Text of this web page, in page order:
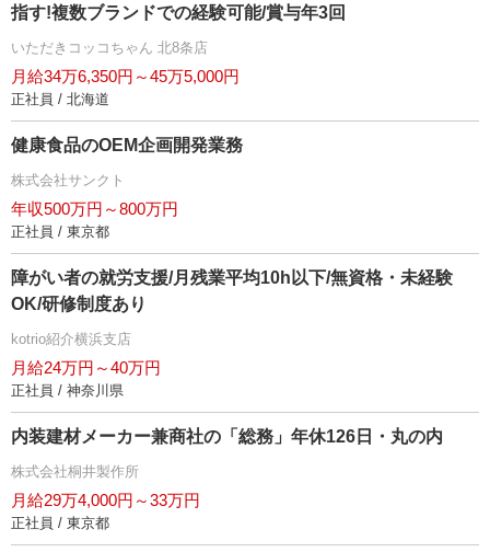
指す!複数ブランドでの経験可能/賞与年3回
いただきコッコちゃん 北8条店
月給34万6,350円～45万5,000円
正社員 / 北海道
健康食品のOEM企画開発業務
株式会社サンクト
年収500万円～800万円
正社員 / 東京都
障がい者の就労支援/月残業平均10h以下/無資格・未経験
OK/研修制度あり
kotrio紹介横浜支店
月給24万円～40万円
正社員 / 神奈川県
内装建材メーカー兼商社の「総務」年休126日・丸の内
株式会社桐井製作所
月給29万4,000円～33万円
正社員 / 東京都